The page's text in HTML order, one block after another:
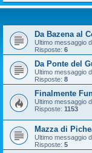
Da Bazena al
Ultimo messaggio
Risposte: 6
Da Ponte del
Ultimo messaggio
Risposte: 8
Finalmente
Ultimo messaggio
Risposte: 1153
Mazza di
Ultimo messaggio
Risposte: 5